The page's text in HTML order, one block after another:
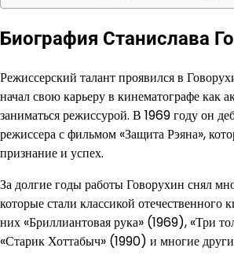
Биография Станислава
Режиссерский талант проявился в
начал свою карьеру в кинематографе как
заниматься режиссурой. В 1969 году он
режиссера с фильмом «Защита Рэяна»,
признание и успех.
За долгие годы работы Говорухин снял
которые стали классикой отечественного
них «Бриллиантовая рука» (1969), «Три
«Старик Хоттабыч» (1990) и многие